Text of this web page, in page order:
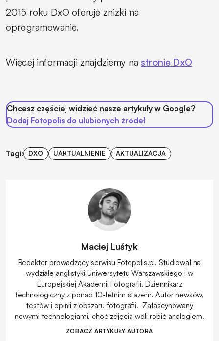
2015 roku DxO oferuje zniżki na
oprogramowanie.
Więcej informacji znajdziemy na stronie DxO
Chcesz częściej widzieć nasze artykuły w Google?
Dodaj Fotopolis do ulubionych źródeł
Tagi: DXO UAKTUALNIENIE AKTUALIZACJA
Maciej Luśtyk
Redaktor prowadzący serwisu Fotopolis.pl. Studiował na
wydziale anglistyki Uniwersytetu Warszawskiego i w
Europejskiej Akademii Fotografii. Dziennikarz
technologiczny z ponad 10-letnim stażem. Autor newsów,
testów i opinii z obszaru fotografii. Zafascynowany
nowymi technologiami, choć zdjęcia woli robić analogiem.
ZOBACZ ARTYKUŁY AUTORA